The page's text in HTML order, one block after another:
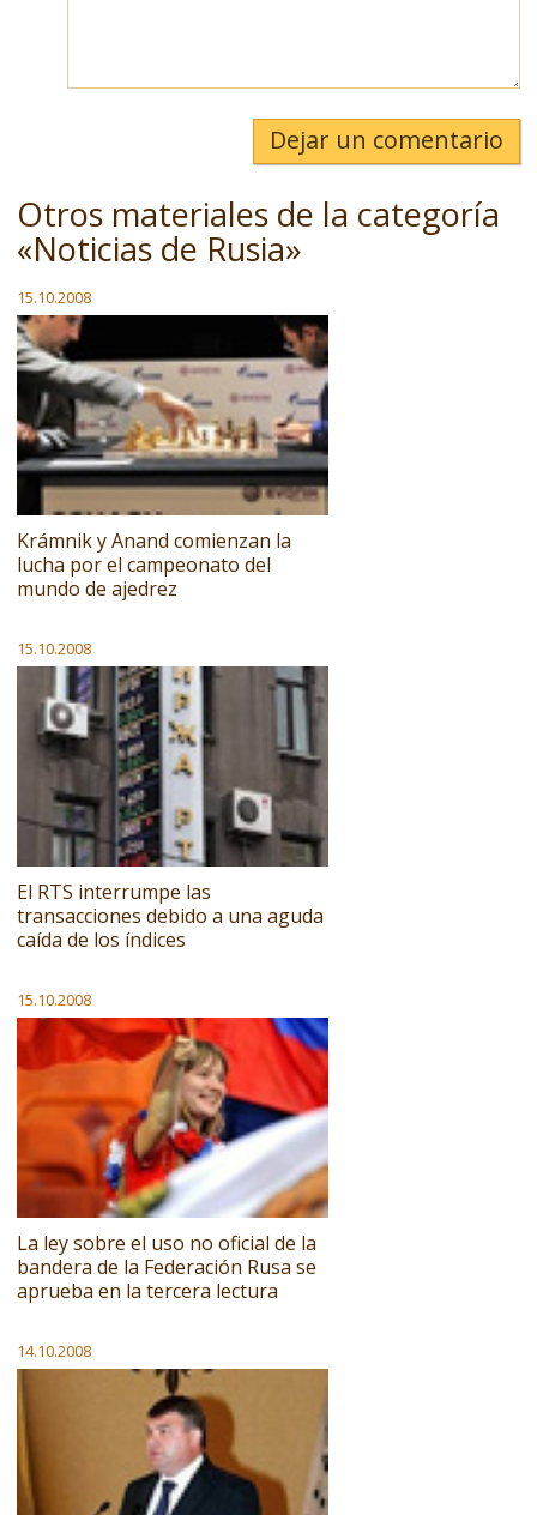
Dejar un comentario
Otros materiales de la categoría
«Noticias de Rusia»
15.10.2008
Krámnik y Anand comienzan la
lucha por el campeonato del
mundo de ajedrez
15.10.2008
El RTS interrumpe las
transacciones debido a una aguda
caída de los índices
15.10.2008
La ley sobre el uso no oficial de la
bandera de la Federación Rusa se
aprueba en la tercera lectura
14.10.2008